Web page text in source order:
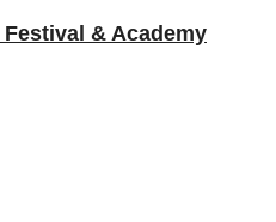
& Academy